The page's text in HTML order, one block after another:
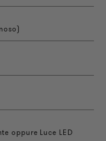
oppure Luce LED